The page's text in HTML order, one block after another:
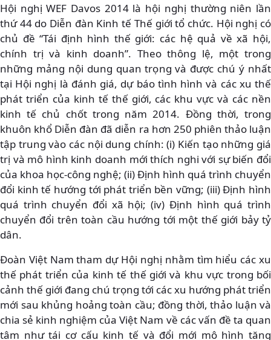
Hội nghị WEF Davos 2014 là hội nghị thường niên lần
thứ 44 do Diễn đàn Kinh tế Thế giới tổ chức. Hội nghị có
chủ đề “Tái định hình thế giới: các hệ quả về xã hội,
chính trị và kinh doanh”. Theo thông lệ, một trong
những mảng nội dung quan trọng và được chú ý nhất
tại Hội nghị là đánh giá, dự báo tình hình và các xu thế
phát triển của kinh tế thế giới, các khu vực và các nền
kinh tế chủ chốt trong năm 2014. Đồng thời, trong
khuôn khổ Diễn đàn đã diễn ra hơn 250 phiên thảo luận
tập trung vào các nội dung chính: (i) Kiến tạo những giá
trị và mô hình kinh doanh mới thích nghi với sự biến đổi
của khoa học-công nghệ; (ii) Định hình quá trình chuyển
đổi kinh tế hướng tới phát triển bền vững; (iii) Định hình
quá trình chuyển đổi xã hội; (iv) Định hình quá trình
chuyển đổi trên toàn cầu hướng tới một thế giới bảy tỷ
dân.
Đoàn Việt Nam tham dự Hội nghị nhằm tìm hiểu các xu
thế phát triển của kinh tế thế giới và khu vực trong bối
cảnh thế giới đang chú trọng tới các xu hướng phát triển
mới sau khủng hoảng toàn cầu; đồng thời, thảo luận và
chia sẻ kinh nghiệm của Việt Nam về các vấn đề ta quan
tâm như tái cơ cấu kinh tế và đổi mới mô hình tăng